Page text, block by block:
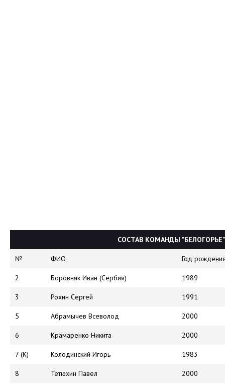
СОСТАВ КОМАНДЫ
№ ФИО Год
2 Боровняк Иван (Сербия) 1989
3 Рохин Сергей 1991
5 Абрамычев Всеволод 2000
6 Крамаренко Никита 2000
7 (К) Колодинский Игорь 1983
8 Тетюхин Павел 2000